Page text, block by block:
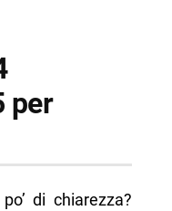
per
di chiarezza?